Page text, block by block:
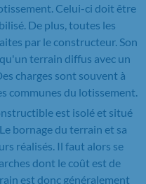
Celui-ci doit être
De plus, toutes les
par le constructeur. Son
terrain diffus avec un
charges sont souvent à
communes du lotissement.
est isolé et situé
bornage du terrain et sa
réalisés. Il faut alors se
dont le coût est de
est donc généralement